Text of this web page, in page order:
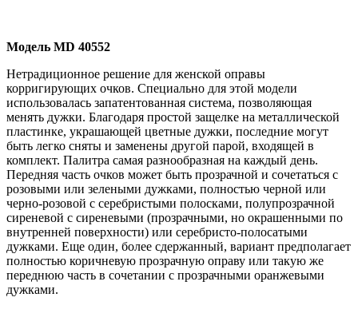
Модель MD 40552
Нетрадиционное решение для женской оправы
корригирующих очков. Специально для этой модели
использовалась запатентованная система, позволяющая
менять дужки. Благодаря простой защелке на металлической
пластинке, украшающей цветные дужки, последние могут
быть легко сняты и заменены другой парой, входящей в
комплект. Палитра самая разнообразная на каждый день.
Передняя часть очков может быть прозрачной и сочетаться с
розовыми или зелеными дужками, полностью черной или
черно-розовой с серебристыми полосками, полупрозрачной
сиреневой с сиреневыми (прозрачными, но окрашенными по
внутренней поверхности) или серебристо-полосатыми
дужками. Еще один, более сдержанный, вариант предполагает
полностью коричневую прозрачную оправу или такую же
переднюю часть в сочетании с прозрачными оранжевыми
дужками.